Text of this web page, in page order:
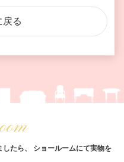
戻る
たら、
ショールームにて実物を